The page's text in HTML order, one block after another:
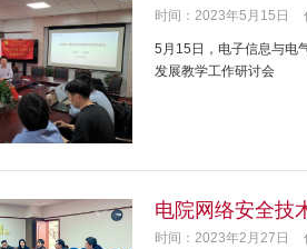
时间：2023年5月15日
5月15日，电子信息与电
发展教学工作研讨会
电院网络安全技
时间：2023年2月27日